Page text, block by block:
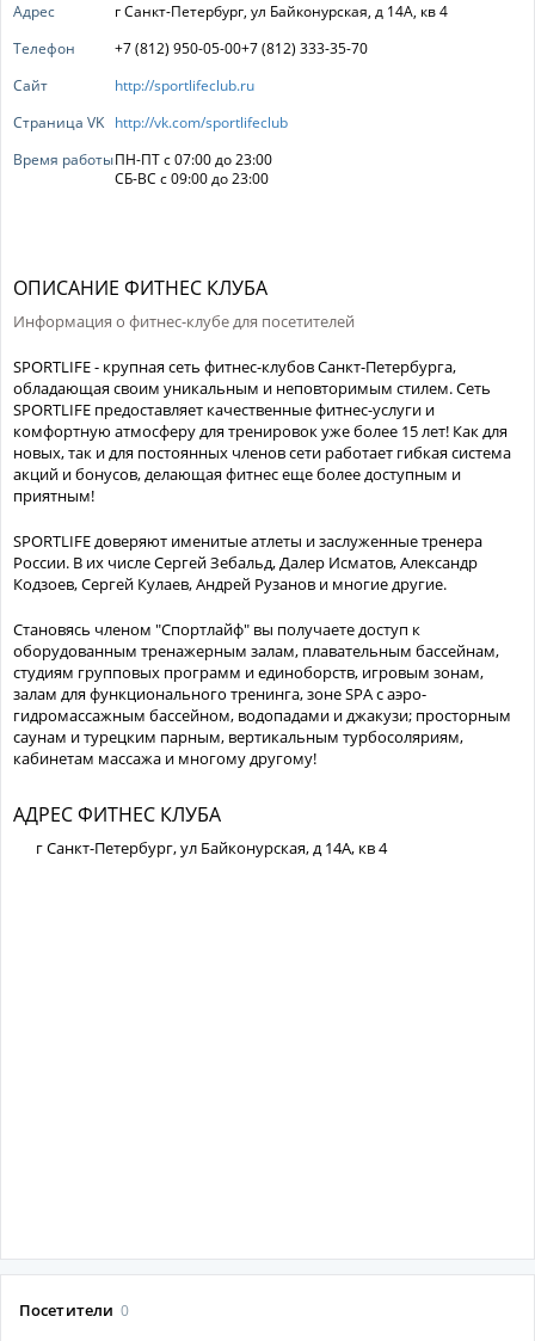
Адрес
г Санкт-Петербург, ул Байконурская, д 14А, кв 4
Телефон
+7 (812) 950-05-00+7 (812) 333-35-70
Сайт
http://sportlifeclub.ru
Страница VK http://vk.com/sportlifeclub
Время работыПН-ПТ с 07:00 до 23:00
СБ-ВС с 09:00 до 23:00
ОПИСАНИЕ ФИТНЕС КЛУБА
Информация о фитнес-клубе для посетителей
SPORTLIFE - крупная сеть фитнес-клубов Санкт-Петербурга,
обладающая своим уникальным и неповторимым стилем. Сеть
SPORTLIFE предоставляет качественные фитнес-услуги и
комфортную атмосферу для тренировок уже более 15 лет! Как для
новых, так и для постоянных членов сети работает гибкая система
акций и бонусов, делающая фитнес еще более доступным и
приятным!
SPORTLIFE доверяют именитые атлеты и заслуженные тренера
России. В их числе Сергей Зебальд, Далер Исматов, Александр
Кодзоев, Сергей Кулаев, Андрей Рузанов и многие другие.
Становясь членом "Спортлайф" вы получаете доступ к
оборудованным тренажерным залам, плавательным бассейнам,
студиям групповых программ и единоборств, игровым зонам,
залам для функционального тренинга, зоне SPA с аэро-
гидромассажным бассейном, водопадами и джакузи; просторным
саунам и турецким парным, вертикальным турбосоляриям,
кабинетам массажа и многому другому!
АДРЕС ФИТНЕС КЛУБА
г Санкт-Петербург, ул Байконурская, д 14А, кв 4
Посетители 0